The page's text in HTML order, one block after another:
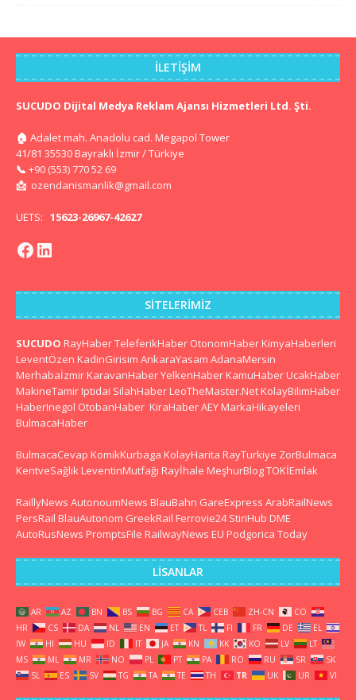
İLETIŞIM
SUCUDO Dijital Medya Reklam Ajansı Hizmetleri Ltd. Şti.
🏠 Adalet mah. Anadolu cad. Megapol Tower
41/81 35530 Bayraklı İzmir / Türkiye
📞 +90 (553) 770 52 69
📩 ozendanismanlik@gmail.com
UETS: 15623-26967-42627
SITELERIMIZ
SUCUDO RayHaberTeleferikHaber OtonomHaber KimyaHaberleri
LeventÖzen KadinGirisim AnkaraYasam AdanaMersin
Merhabaİzmir KaravanHaberYelkenHaber KamuHaber UcakHaber
MakineTamir Iptidai SilahHaber LeoTheMaster.Net KolayBilimHaber
HaberInegol OtobanHaber KiraHaberAEY MarkaHikayeleri
BulmacaHaber
BulmacaCevap KomikKurbaga KolayHarita RayTurkiye ZorBulmaca
KentveSağlık LeventinMutfağı Rayİhale MeşhurBlogTOKİEmlak
RaillyNews AutonoumNews BlauBahn GareExpress ArabRailNews
PersRail BlauAutonom GreekRail Ferrovie24 StiriHub DME
AutoRusNews PromptsFile RailwayNews EU Podgorica Today
LISANLAR
AR AZ BN BS BG CA CEB ZH-CN
CO
HR
CS DA NL EN ET TL FI FR DE
EL
IW
HI HU ID IT JA KN KK KO LV
LT
MS
ML MR NO PL PT PA RO RU SR
SK
SL
ES SV TG TA TE TH TR UK UR VI